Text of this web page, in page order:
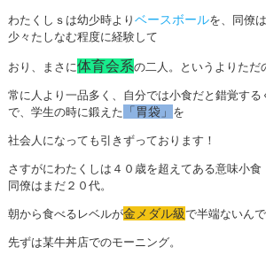
わたくしｓは幼少時より ベースボールを、同僚は
少々たしなむ程度に経験して
おり、まさに体育会系の二人。というよりただ
常に人より一品多く、自分では小食だと錯覚す
で、学生の時に鍛えた 「胃袋」 を
社会人になっても引きずっております！
さすがにわたくしは４０歳を超えてある意味小食
同僚はまだ２０代。
朝から食べるレベルが金メダル級で半端ないん
先ずは某牛丼店でのモーニング。